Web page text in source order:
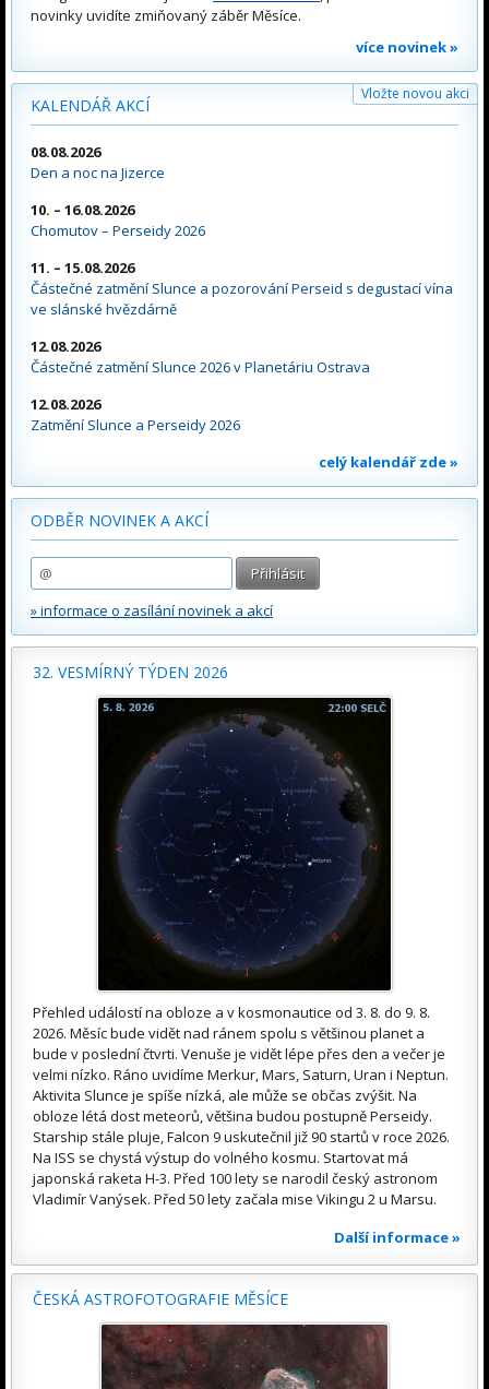
novinky uvidíte zmiňovaný záběr Měsíce.
více novinek »
KALENDÁŘ AKCÍ
Vložte novou akci
08.08.2026
Den a noc na Jizerce
10. – 16.08.2026
Chomutov – Perseidy 2026
11. – 15.08.2026
Částečné zatmění Slunce a pozorování Perseid s degustací vína
ve slánské hvězdárně
12.08.2026
Částečné zatmění Slunce 2026 v Planetáriu Ostrava
12.08.2026
Zatmění Slunce a Perseidy 2026
celý kalendář zde »
ODBĚR NOVINEK A AKCÍ
» informace o zasílání novinek a akcí
32. VESMÍRNÝ TÝDEN 2026
Přehled událostí na obloze a v kosmonautice od 3. 8. do 9. 8.
2026. Měsíc bude vidět nad ránem spolu s většinou planet a
bude v poslední čtvrti. Venuše je vidět lépe přes den a večer je
velmi nízko. Ráno uvidíme Merkur, Mars, Saturn, Uran i Neptun.
Aktivita Slunce je spíše nízká, ale může se občas zvýšit. Na
obloze létá dost meteorů, většina budou postupně Perseidy.
Starship stále pluje, Falcon 9 uskutečnil již 90 startů v roce 2026.
Na ISS se chystá výstup do volného kosmu. Startovat má
japonská raketa H-3. Před 100 lety se narodil český astronom
Vladimír Vanýsek. Před 50 lety začala mise Vikingu 2 u Marsu.
Další informace »
ČESKÁ ASTROFOTOGRAFIE MĚSÍCE